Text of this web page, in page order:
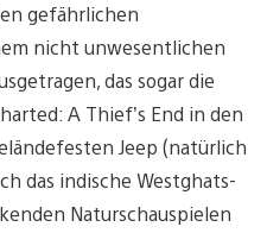
gefährlichen
nicht unwesentlichen
das sogar die
A Thief’s End in den
Jeep (natürlich
das indische Westghats-
Naturschauspielen